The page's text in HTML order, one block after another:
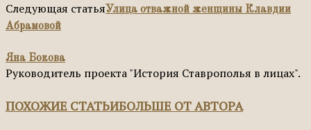
Следующая статьяУлица отважной женщины Клавдии
Абрамовой
Яна Бокова
Руководитель проекта "История Ставрополья в лицах".
ПОХОЖИЕ СТАТЬИБОЛЬШЕ ОТ АВТОРА